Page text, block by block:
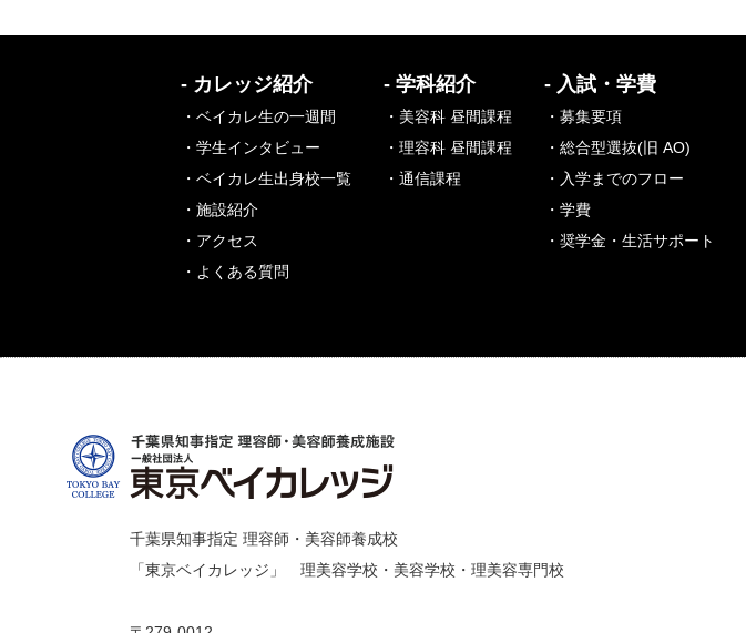
- カレッジ紹介
・ベイカレ生の一週間
・学生インタビュー
・ベイカレ生出身校一覧
・施設紹介
・アクセス
・よくある質問
- 学科紹介
・美容科 昼間課程
・理容科 昼間課程
・通信課程
- 入試・学費
・募集要項
・総合型選抜(旧 AO)
・入学までのフロー
・学費
・奨学金・生活サポート
千葉県知事指定 理容師・美容師養成校
「東京ベイカレッジ」 理美容学校・美容学校・理美容専門校